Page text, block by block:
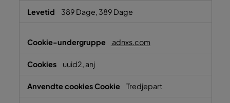
389 Dage, 389 Dage
adnxs.com
uuid2, anj
Tredjepart